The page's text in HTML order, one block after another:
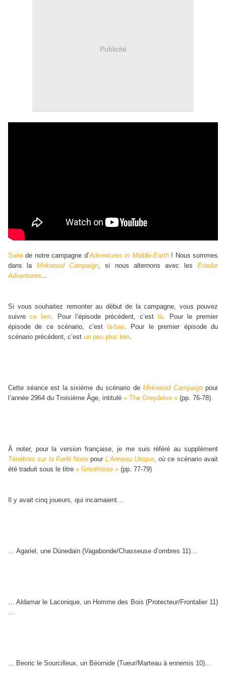
Publicité
Suite de notre campagne d’Adventures in Middle-Earth! Nous sommes
dans la Mirkwood Campaign, si nous alternons avec lesEriador
Adventures...
Si vous souhaitez remonter au début de la campagne, vous pouvez
suivrece lien. Pour l’épisode précédent, c’est là. Pour le premier
épisode de ce scénario, c’est
là-bas. Pour le premier épisode du
scénario précédent, c’est un peu plus loin.
Cette séance est la sixième du scénario de Mirkwood Campaign pour
l’année 2964 du Troisième Âge, intitulé « The Greydelve » (pp. 76-78).
À noter, pour la version française, je me suis référé au supplément
Ténèbres sur la Forêt Noire pour L’Anneau Unique, où ce scénario avait
été traduit sous le titre « Grisefosse » (pp. 77-79)
Il y avait cinq joueurs, qui incarnaient…
… Agariel, une Dúnedain (Vagabonde/Chasseuse d’ombres 11)…
… Aldamar le Laconique, un Homme des Bois (Protecteur/Frontalier 11)
…
... Beoric le Sourcilleux, un Béornide (Tueur/Marteau à ennemis 10)...